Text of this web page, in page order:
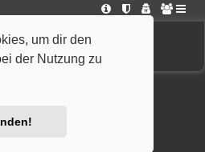
um dir den
der Nutzung zu